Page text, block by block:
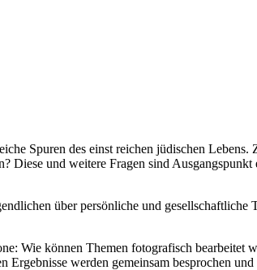
Spuren des einst reichen jüdischen Lebens.
Diese und weitere Fragen sind Ausgangspunkt
über persönliche und gesellschaftliche
Wie können Themen fotografisch bearbeitet
werden gemeinsam besprochen